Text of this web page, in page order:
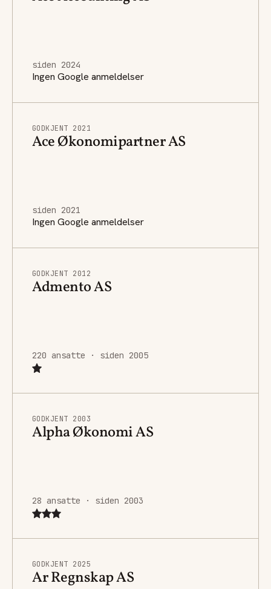
siden 2024
Ingen Google anmeldelser
GODKJENT 2021
Ace Økonomipartner AS
siden 2021
Ingen Google anmeldelser
GODKJENT 2012
Admento AS
220 ansatte · siden 2005
GODKJENT 2003
Alpha Økonomi AS
28 ansatte · siden 2003
GODKJENT 2025
Ar Regnskap AS